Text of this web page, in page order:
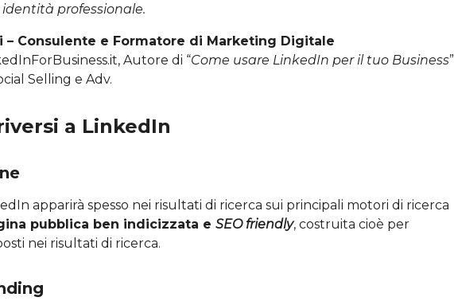
professionale.
– Consulente e Formatore di Marketing Digitale
Autore di “Come usare LinkedIn per il tuo Business”
Selling e Adv.
a LinkedIn
apparirà spesso nei risultati di ricerca sui principali motori di ricerca
pubblica ben indicizzata e SEO friendly, costruita cioè per
nei risultati di ricerca.